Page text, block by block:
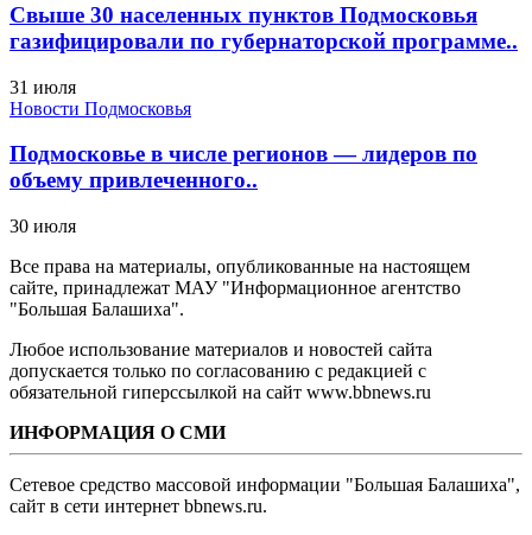
Свыше 30 населенных пунктов Подмосковья
газифицировали по губернаторской программе..
31 июля
Новости Подмосковья
Подмосковье в числе регионов — лидеров по
объему привлеченного..
30 июля
Все права на материалы, опубликованные на настоящем
сайте, принадлежат МАУ "Информационное агентство
"Большая Балашиха".
Любое использование материалов и новостей сайта
допускается только по согласованию с редакцией с
обязательной гиперссылкой на сайт www.bbnews.ru
ИНФОРМАЦИЯ О СМИ
Сетевое средство массовой информации "Большая Балашиха",
сайт в сети интернет bbnews.ru.